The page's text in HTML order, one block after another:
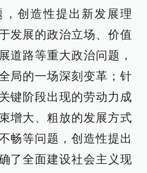
创造性提出新发展理
发展的政治立场、价值
道路等重大政治问题，
局的一场深刻变革；针
键阶段出现的劳动力成
增大、粗放的发展方式
畅等问题，创造性提出
了全面建设社会主义现